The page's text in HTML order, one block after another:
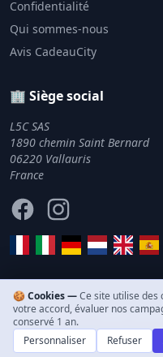
Confidentialité
Qui sommes-nous
Avis CadeauCity
🏢 Siège social
L5C SAS
1890 chemin Saint Bernard
06220 Vallauris
France
FacebookInstagram
© 2011–2026
🍪 Cookies —Ce site utilise des
votre accord, évaluer nos
conservé 1 an.
Personnaliser
Refuser